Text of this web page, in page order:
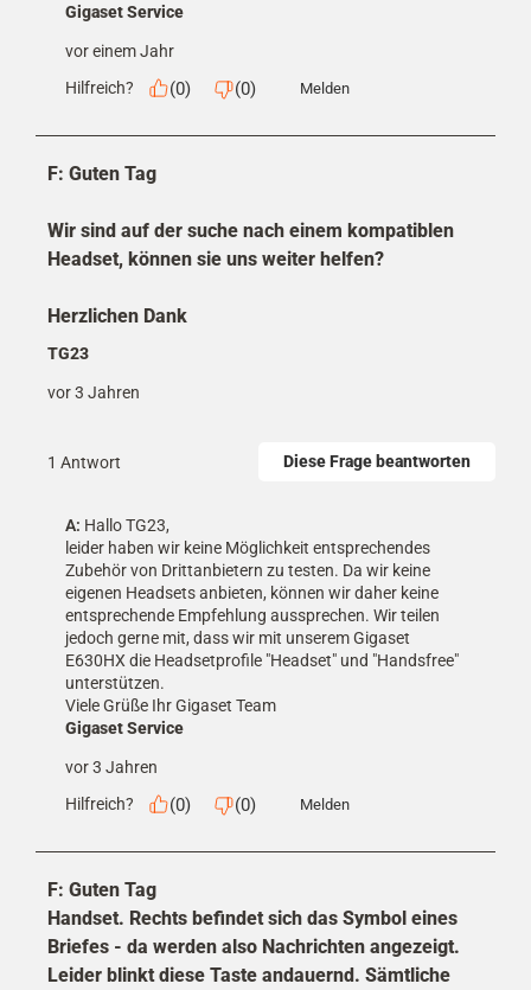
Gigaset Service
vor einem Jahr
Hilfreich?
(0) (0) Melden
F: Guten Tag
Wir sind auf der suche nach einem kompatiblen
Headset, können sie uns weiter helfen?
Herzlichen Dank
TG23
vor 3 Jahren
1 Antwort Diese Frage beantworten
A: Hallo TG23,
leider haben wir keine Möglichkeit entsprechendes
Zubehör von Drittanbietern zu testen. Da wir keine
eigenen Headsets anbieten, können wir daher keine
entsprechende Empfehlung aussprechen. Wir teilen
jedoch gerne mit, dass wir mit unserem Gigaset
E630HX die Headsetprofile "Headset" und "Handsfree"
unterstützen.
Viele Grüße Ihr Gigaset Team
Gigaset Service
vor 3 Jahren
Hilfreich?
(0) (0) Melden
F: Guten Tag
Handset. Rechts befindet sich das Symbol eines
Briefes - da werden also Nachrichten angezeigt.
Leider blinkt diese Taste andauernd. Sämtliche